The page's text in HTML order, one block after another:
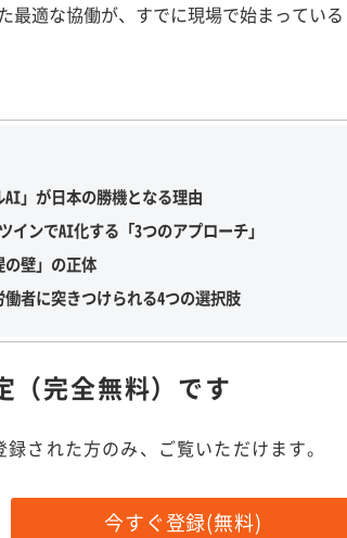
最適な協働が、すでに現場で始まっている
」が日本の勝機となる理由
ンでAI化する「3つのアプローチ」
の壁」の正体
者に突きつけられる4つの選択肢
（完全無料）です
された方のみ、ご覧いただけます。
今すぐ登録(無料)